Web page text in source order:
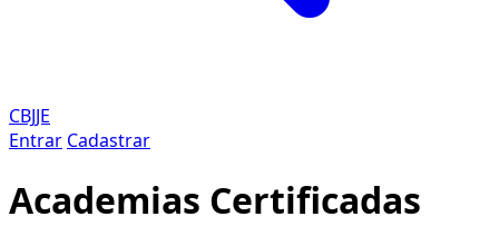
CBJJE
Entrar Cadastrar
Academias Certificadas